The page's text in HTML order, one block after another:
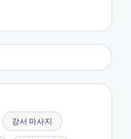
강서 마사지